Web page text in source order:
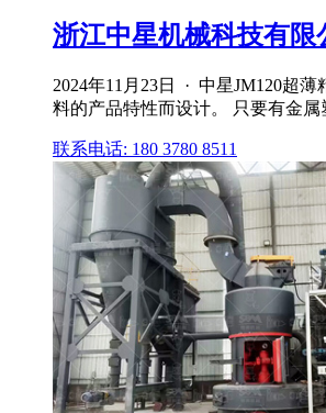
浙江中星机械科技有限
2024年11月23日 · 中星JM120超
料的产品特性而设计。 只要有金
联系电话: 180 3780 8511